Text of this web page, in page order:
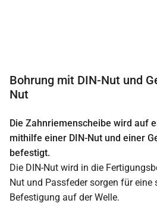
Bohrung mit DIN-Nut und
Nut
Die Zahnriemenscheibe wird auf
mithilfe einer DIN-Nut und einer
befestigt.
Die DIN-Nut wird in die
Nut und Passfeder sorgen für
Befestigung auf der Welle.